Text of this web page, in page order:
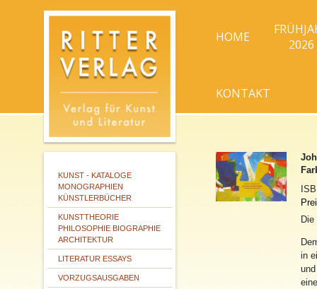
HOME
2026
KONTAKT
KUNST - KATALOGE
MONOGRAPHIEN
KÜNSTLERBÜCHER
KUNSTTHEORIE
PHILOSOPHIE BIOGRAPHIE
ARCHITEKTUR
LITERATUR ESSAYS
VORZUGSAUSGABEN
in
und